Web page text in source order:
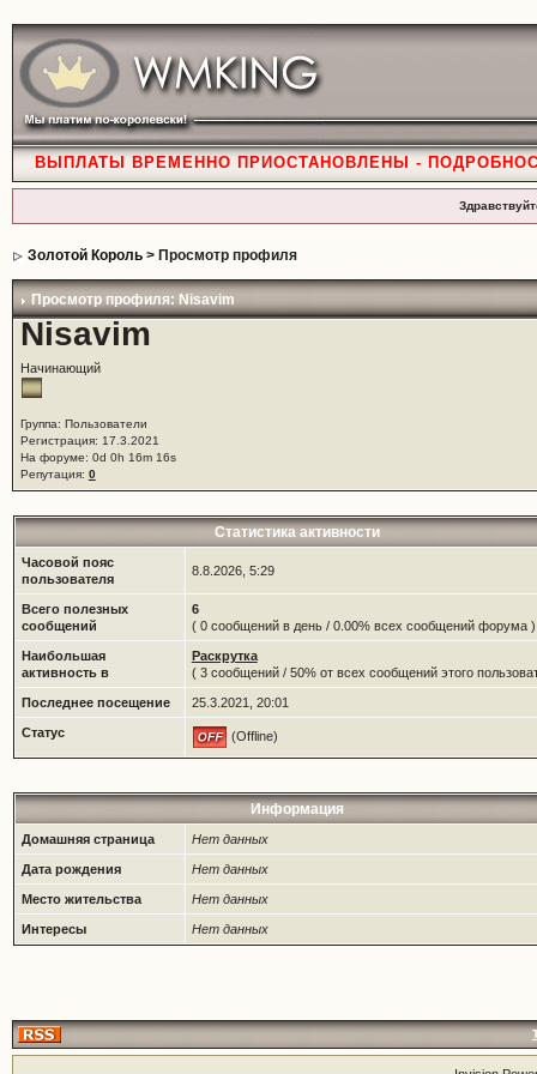
ВЫПЛАТЫ ВРЕМЕННО ПРИОСТАНОВЛЕНЫ -
Золотой Король> Просмотр профиля
Просмотр профиля: Nisavim
Nisavim
Начинающий
Группа: Пользователи
Регистрация: 17.3.2021
На форуме: 0d 0h 16m 16s
Репутация: 0
Статистика активности
Часовой пояс
пользователя
8.8.2026, 5:29
Всего полезных
сообщений
6
( 0 сообщений в день / 0.00% всех сообщений форума )
Наибольшая
активность в
Раскрутка
( 3 сообщений / 50% от всех сообщений этого
Последнее посещение 25.3.2021, 20:01
Статус (Offline)
Информация
Домашняя страница Нет данных
Дата рождения Нет данных
Место жительства Нет данных
Интересы Нет данных